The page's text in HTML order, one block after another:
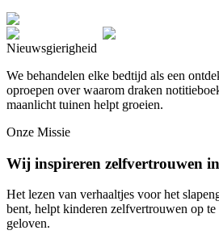
Nieuwsgierigheid
We behandelen elke bedtijd als een
oproepen over waarom draken
maanlicht tuinen helpt groeien.
Onze Missie
Wij inspireren zelfvertrouwen
Het lezen van verhaaltjes voor het
bent, helpt kinderen zelfvertrouwen op
geloven.